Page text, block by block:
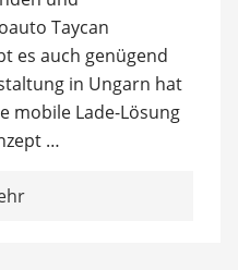
Taycan
es auch genügend
in Ungarn hat
mobile Lade-Lösung
…